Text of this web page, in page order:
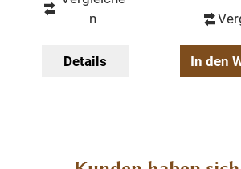
demontiert
belastbar bis ca. 130 kg
n
Details In den
Produktgalerie überspringen